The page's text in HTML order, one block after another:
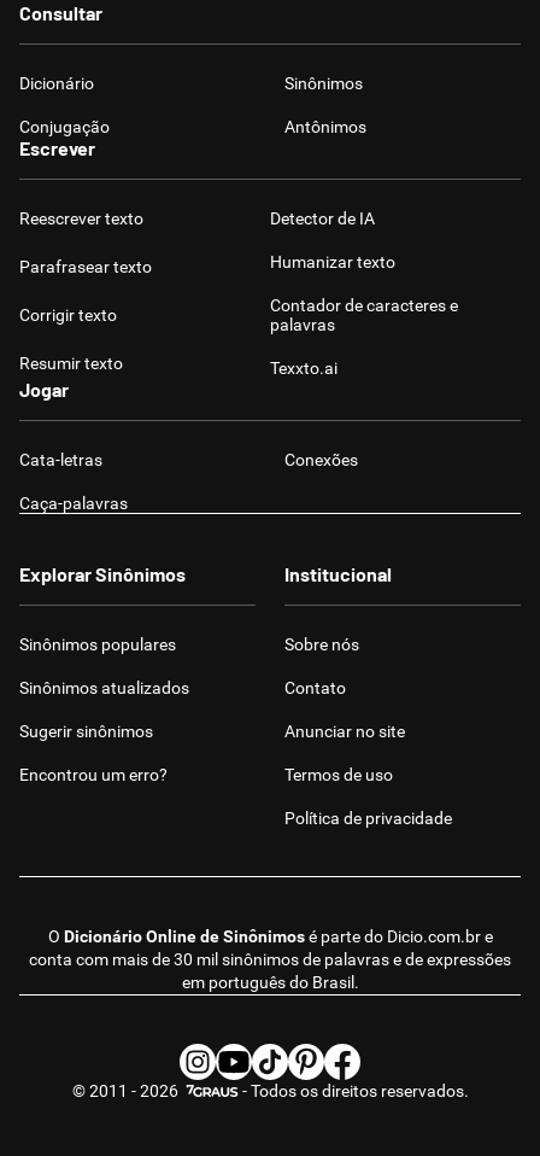
Consultar
Dicionário Sinônimos
Conjugação Antônimos
Escrever
Reescrever texto
Parafrasear texto
Corrigir texto
Resumir texto
Detector de IA
Humanizar texto
Contador de caracteres e
palavras
Texxto.ai
Jogar
Cata-letras Conexões
Caça-palavras
O Dicionário Online de Sinônimosé parte do Dicio.com.bre
conta com mais de 30 mil sinônimos de palavras e de expressões
em português do Brasil.
Explorar Sinônimos
Sinônimos populares
Sinônimos atualizados
Sugerir sinônimos
Encontrou um erro?
Institucional
Sobre nós
Contato
Anunciar no site
Termos de uso
Política de privacidade
© 2011 - 2026 - Todos os direitos reservados.